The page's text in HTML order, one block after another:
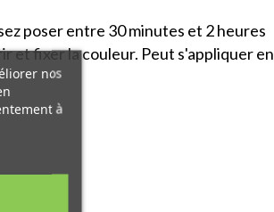
poser entre 30 minutes et 2 heures
et fixer la couleur. Peut s'appliquer en
nos
à